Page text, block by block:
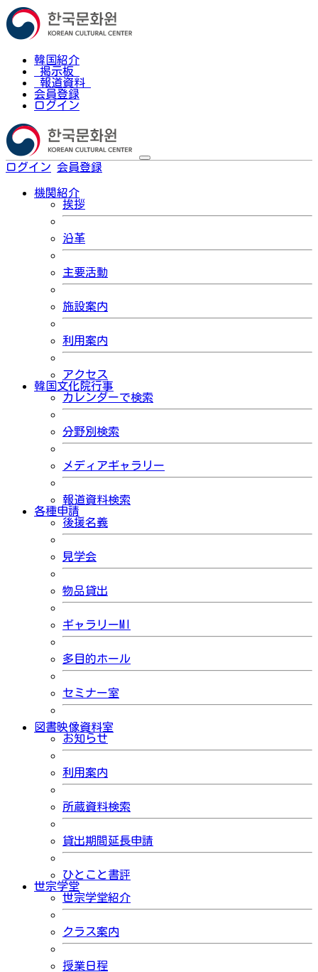
韓国紹介
掲示板
報道資料
会員登録
ログイン
ログイン 会員登録
機関紹介
挨拶
沿革
主要活動
施設案内
利用案内
アクセス
韓国文化院行事
カレンダーで検索
分野別検索
メディアギャラリー
報道資料検索
各種申請
後援名義
見学会
物品貸出
ギャラリーMI
多目的ホール
セミナー室
図書映像資料室
お知らせ
利用案内
所蔵資料検索
貸出期間延長申請
ひとこと書評
世宗学堂
世宗学堂紹介
クラス案内
授業日程